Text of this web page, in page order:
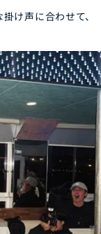
け声に合わせて、